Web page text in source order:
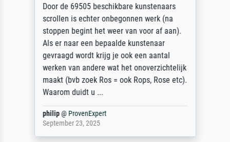
Door de 69505 beschikbare kunstenaars
scrollen is echter onbegonnen werk (na
stoppen begint het weer van voor af aan).
Als er naar een bepaalde kunstenaar
gevraagd wordt krijg je ook een aantal
werken van andere wat het onoverzichtelijk
maakt (bvb zoek Ros = ook Rops, Rose etc).
Waarom duidt u ...
philip@ ProvenExpert
September 23, 2025